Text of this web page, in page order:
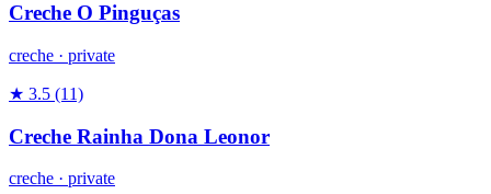
Creche O Pinguças
creche · private
★ 3.5 (11)
Creche Rainha Dona Leonor
creche · private